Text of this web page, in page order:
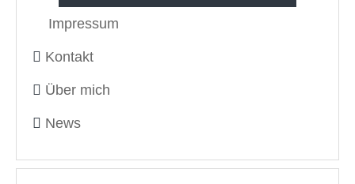
Impressum
Kontakt
Über mich
News